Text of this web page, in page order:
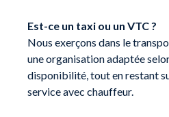
Est-ce un taxi ou un VTC ?
Nous exerçons dans le
une organisation adaptée
disponibilité, tout en restant
service avec chauffeur.